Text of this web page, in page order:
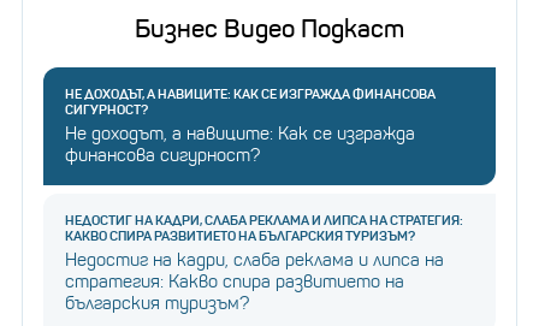
Бизнес Видео Подкаст
НЕ ДОХОДЪТ, А НАВИЦИТЕ: КАК СЕ ИЗГРАЖДА ФИНАНСОВА
СИГУРНОСТ?
Не доходът, а навиците: Как се изгражда
финансова сигурност?
НЕДОСТИГ НА КАДРИ, СЛАБА РЕКЛАМА И ЛИПСА НА СТРАТЕГИЯ:
КАКВО СПИРА РАЗВИТИЕТО НА БЪЛГАРСКИЯ ТУРИЗЪМ?
Недостиг на кадри, слаба реклама и липса на
стратегия: Какво спира развитието на
българския туризъм?